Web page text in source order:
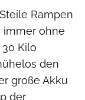
Rampen
immer ohne
Kilo
den
große Akku
der